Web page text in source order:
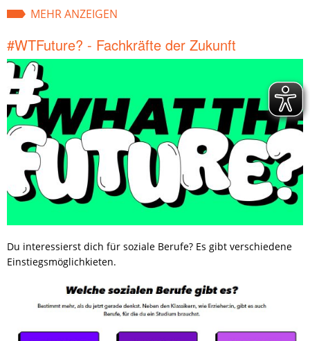
MEHR ANZEIGEN
#WTFuture? - Fachkräfte der Zukunft
Du interessierst dich für soziale Berufe? Es gibt verschiedene
Einstiegsmöglichkieten.